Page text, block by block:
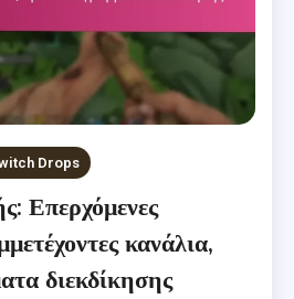
Drops
Επερχόμενες
κανάλια,
διεκδίκησης